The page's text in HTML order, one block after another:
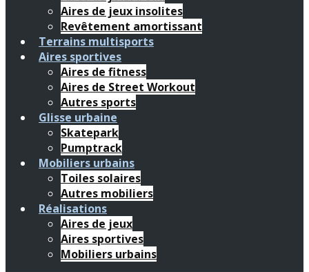
Aires de jeux insolites
Revêtement amortissant
Terrains multisports
Aires sportives
Aires de fitness
Aires de Street Workout
Autres sports
Glisse urbaine
Skatepark
Pumptrack
Mobiliers urbains
Toiles solaires
Autres mobiliers
Réalisations
Aires de jeux
Aires sportives
Mobiliers urbains